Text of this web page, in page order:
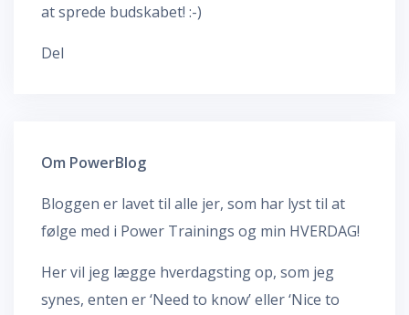
at sprede budskabet! :-)
Del
Om PowerBlog
Bloggen er lavet til alle jer, som har lyst til at
følge med i Power Trainings og min HVERDAG!
Her vil jeg lægge hverdagsting op, som jeg
synes, enten er ‘Need to know’ eller ‘Nice to